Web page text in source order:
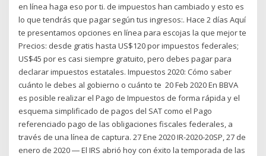
en línea haga eso por ti. de impuestos han cambiado y esto es
lo que tendrás que pagar según tus ingresos:. Hace 2 días Aquí
te presentamos opciones en línea para escojas la que mejor te
Precios: desde gratis hasta US$120 por impuestos federales;
US$45 por es casi siempre gratuito, pero debes pagar para
declarar impuestos estatales. Impuestos 2020: Cómo saber
cuánto le debes al gobierno o cuánto te 20 Feb 2020 En BBVA
es posible realizar el Pago de Impuestos de forma rápida y el
esquema simplificado de pagos del SAT como el Pago
referenciado pago de las obligaciones fiscales federales, a
través de una línea de captura. 27 Ene 2020 IR-2020-20SP, 27 de
enero de 2020 ― El IRS abrió hoy con éxito la temporada de las